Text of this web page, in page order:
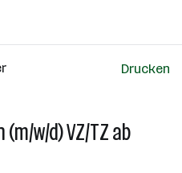
Drucken
w/d) VZ/TZ ab